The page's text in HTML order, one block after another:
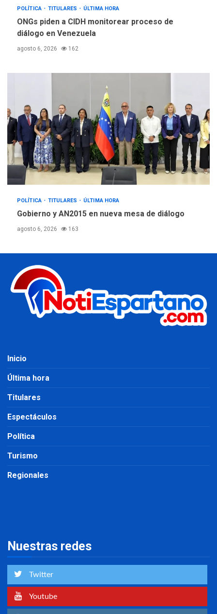
POLÍTICA TITULARES ÚLTIMA HORA
ONGs piden a CIDH monitorear proceso de
diálogo en Venezuela
agosto 6, 2026 162
POLÍTICA TITULARES ÚLTIMA HORA
Gobierno y AN2015 en nueva mesa de diálogo
agosto 6, 2026 163
Inicio
Última hora
Titulares
Espectáculos
Política
Turismo
Regionales
Nuestras redes
Twitter
Youtube